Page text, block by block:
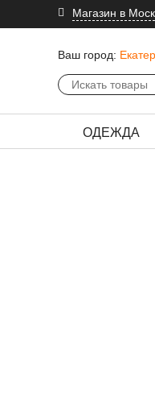
Магазин в
Ваш город:
ОДЕЖДА